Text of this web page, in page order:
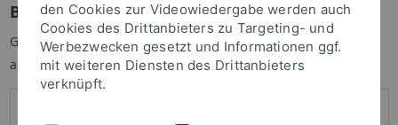
Benutzeranmeldung
Geben Sie Ihren Benutzernamen und Ihr Passwort an um sich
anzumelden:
den Cookies zur Videowiedergabe werden auch
Cookies des Drittanbieters zu Targeting- und
Werbezwecken gesetzt und Informationen ggf.
mit weiteren Diensten des Drittanbieters
verknüpft.